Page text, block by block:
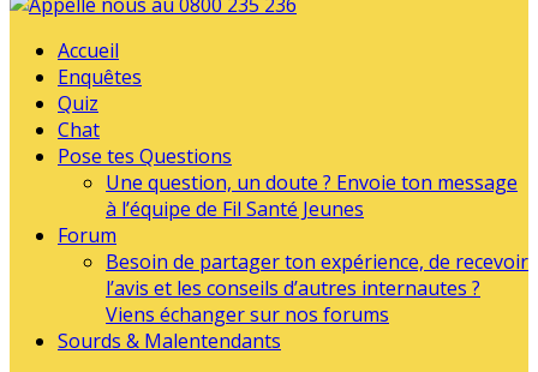
Accueil
Enquêtes
Quiz
Chat
Pose tes Questions
Une question, un doute ? Envoie ton message
à l’équipe de Fil Santé Jeunes
Forum
Besoin de partager ton expérience, de recevoir
l’avis et les conseils d’autres internautes ?
Viens échanger sur nos forums
Sourds & Malentendants